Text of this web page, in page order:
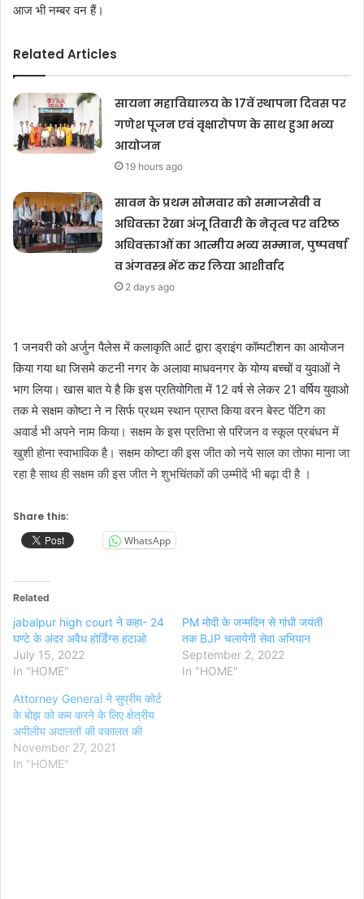
आज भी नम्बर वन हैं।
Related Articles
सायना महाविद्यालय के 17वें स्थापना दिवस पर
गणेश पूजन एवं वृक्षारोपण के साथ हुआ भव्य
आयोजन
19 hours ago
सावन के प्रथम सोमवार को समाजसेवी व
अधिवक्ता रेखा अंजू तिवारी के नेतृत्व पर वरिष्ठ
अधिवक्ताओं का आत्मीय भव्य सम्मान, पुष्पवर्षा
व अंगवस्त्र भेंट कर लिया आशीर्वाद
2 days ago
1 जनवरी को अर्जुन पैलेस में कलाकृति आर्ट द्वारा ड्राइंग कॉम्पटीशन का आयोजन
किया गया था जिसमे कटनी नगर के अलावा माधवनगर के योग्य बच्चों व युवाओं ने
भाग लिया। खास बात ये है कि इस प्रतियोगिता में 12 वर्ष से लेकर 21 वर्षिय युवाओ
तक मे सक्षम कोष्टा ने न सिर्फ प्रथम स्थान प्राप्त किया वरन बेस्ट पेंटिग का
अवार्ड भी अपने नाम किया। सक्षम के इस प्रतिभा से परिजन व स्कूल प्रबंधन में
खुशी होना स्वाभाविक है। सक्षम कोष्टा की इस जीत को नये साल का तोफा माना जा
रहा है साथ ही सक्षम की इस जीत ने शुभचिंतकों की उम्मीदें भी बढ़ा दी है ।
Share this:
WhatsApp
Related
jabalpur high court ने कहा- 24
घण्टे के अंदर अवैध होर्डिंग्स हटाओ
July 15, 2022
In "HOME"
PM मोदी के जन्मदिन से गांधी जयंती
तक BJP चलायेगी सेवा अभियान
September 2, 2022
In "HOME"
Attorney General ने सुप्रीम कोर्ट
के बोझ को कम करने के लिए क्षेत्रीय
अपीलीय अदालतों की वकालत की
November 27, 2021
In "HOME"